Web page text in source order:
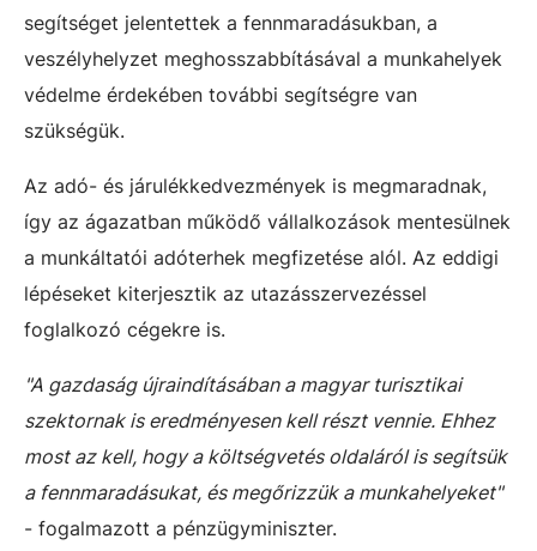
segítséget jelentettek a fennmaradásukban, a
veszélyhelyzet meghosszabbításával a munkahelyek
védelme érdekében további segítségre van
szükségük.
Az adó- és járulékkedvezmények is megmaradnak,
így az ágazatban működő vállalkozások mentesülnek
a munkáltatói adóterhek megfizetése alól. Az eddigi
lépéseket kiterjesztik az utazásszervezéssel
foglalkozó cégekre is.
"A gazdaság újraindításában a magyar turisztikai
szektornak is eredményesen kell részt vennie. Ehhez
most az kell, hogy a költségvetés oldaláról is segítsük
a fennmaradásukat, és megőrizzük a munkahelyeket"
- fogalmazott a pénzügyminiszter.